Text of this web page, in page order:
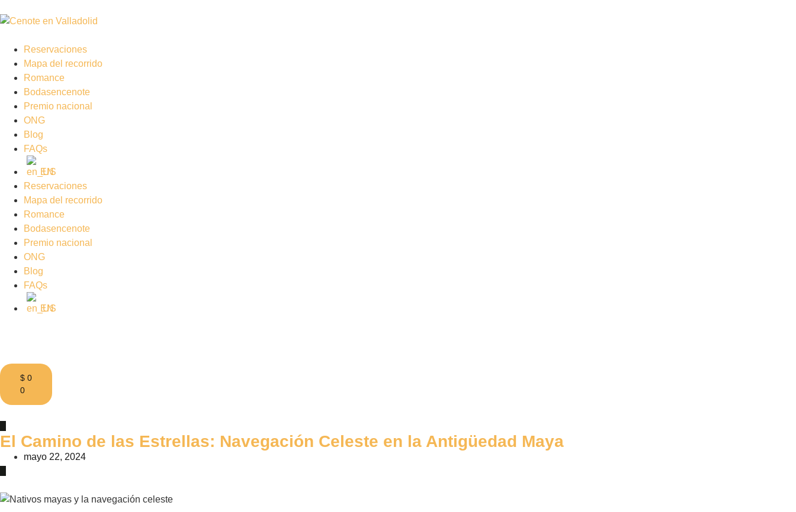
Reservaciones
Mapa del recorrido
Romance
Bodasencenote
Premio nacional
ONG
Blog
FAQs
EN
Reservaciones
Mapa del recorrido
Romance
Bodasencenote
Premio nacional
ONG
Blog
FAQs
EN
$ 0
0
El Camino de las Estrellas: Navegación Celeste en la Antigüedad Maya
mayo 22, 2024